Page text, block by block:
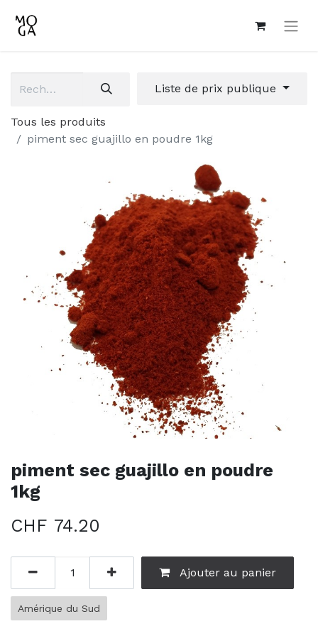
Liste de prix publique
Tous les produits
piment sec guajillo en poudre 1kg
piment sec guajillo en poudre
1kg
CHF 74.20
Ajouter au panier
Amérique du Sud